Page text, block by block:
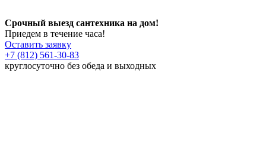
Срочный выезд сантехника на дом!
Приедем в течение часа!
Оставить заявку
+7 (812) 561-30-83
круглосуточно без обеда и выходных